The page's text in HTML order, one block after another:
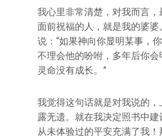
我心里非常清楚，对我而言，
面前祝福的人，就是我的婆婆
说：“如果神向你显明某事，
不理会他的吩咐，多年后你会
灵命没有成长。”
我觉得这句话就是对我说的，
露无遗。就在我决定照书中
从未体验过的平安充满了我！